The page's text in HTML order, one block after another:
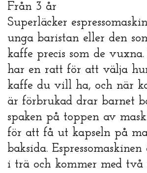
Från 3 år
Superläcker
unga baristan eller den
kaffe precis som de
har en ratt för att välja
kaffe du vill ha, och när
är förbrukad drar barnet
spaken på toppen av
för att få ut kapseln på
baksida.
i trä och kommer med två